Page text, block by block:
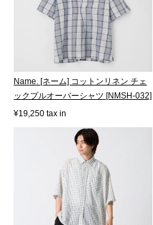
Name. [ネーム] コットンリネン チェ
ックプルオーバーシャツ [NMSH-032]
¥19,250 tax in